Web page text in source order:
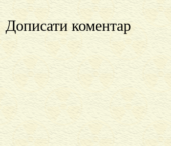
Дописати коментар